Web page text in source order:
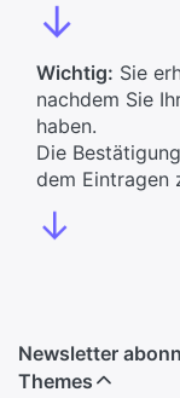
↓
Wichtig: Sie
nachdem Sie
haben.
Die
dem Eintragen
↓
Newsletter
Themes